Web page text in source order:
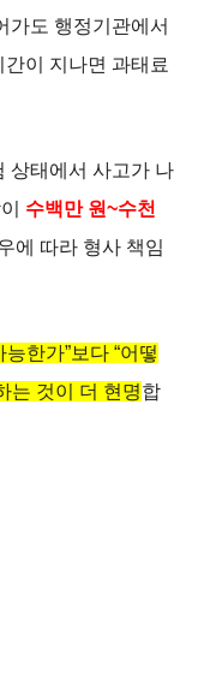
가도 행정기관에서
이 지나면 과태료
상태에서 사고가 나
수백만 원~수천
에 따라 형사 책임
한가”보다 “어떻
는 것이 더 현명합